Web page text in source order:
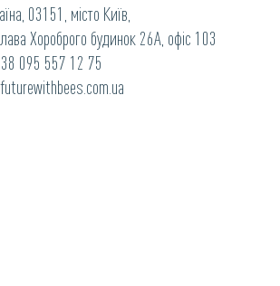
03151, місто Київ,
Хороброго будинок 26А, офіс 103
095 557 12 75